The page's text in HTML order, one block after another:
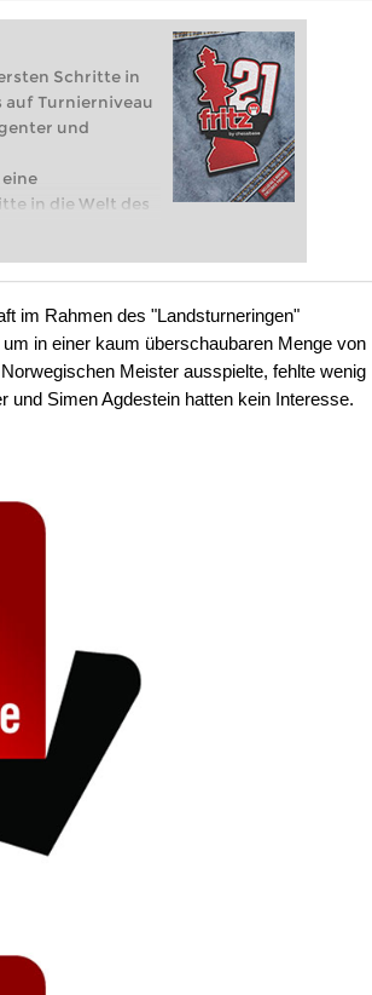
Schritte in
auf Turnierniveau
und
in die Welt des
spielen: Mit
im Rahmen des "Landsturneringen"
in einer kaum überschaubaren Menge von
Meister ausspielte, fehlte wenig
Simen Agdestein hatten kein Interesse.